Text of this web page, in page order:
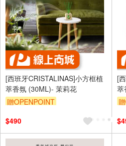
[西班牙CRISTALINAS]小方框植
萃香氛 (30ML)- 茉莉花
贈OPENPOINT
$490
[
萃